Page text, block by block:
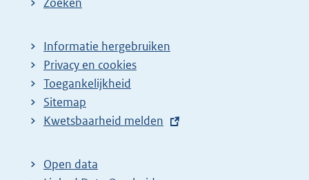
Informatie hergebruiken
Privacy en cookies
Toegankelijkheid
Sitemap
E
t
e
Kwetsbaarheid melden
Open data